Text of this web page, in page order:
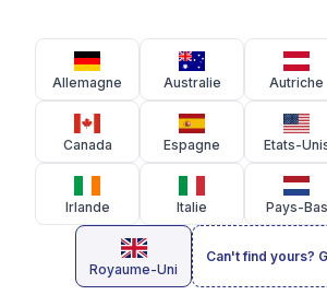
Allemagne Australie Autriche
Canada Espagne Etats-
Irlande Italie Pays-Bas
Royaume-Uni
Can't find yours?